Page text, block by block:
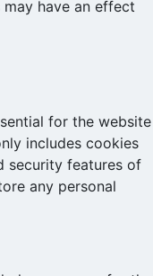
have an effect
for the website
includes cookies
security features of
any personal